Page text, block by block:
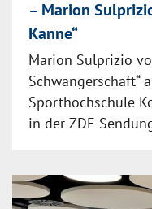
– Marion
Kanne“
Marion Sulprizio
Schwangerschaft“
Sporthochschule
in der ZDF-